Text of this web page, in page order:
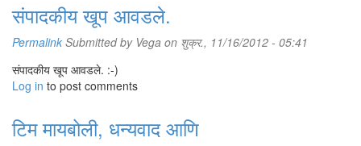
संपादकीय खूप आवडले.
Permalink Submitted by Vega on शुक्र., 11/16/2012 - 05:41
संपादकीय खूप आवडले. :-)
Log in to post comments
टिम मायबोली, धन्यवाद आणि